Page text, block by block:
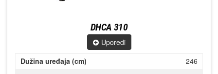
DHCA 310
Uporedi
Dužina uređaja (cm)
246